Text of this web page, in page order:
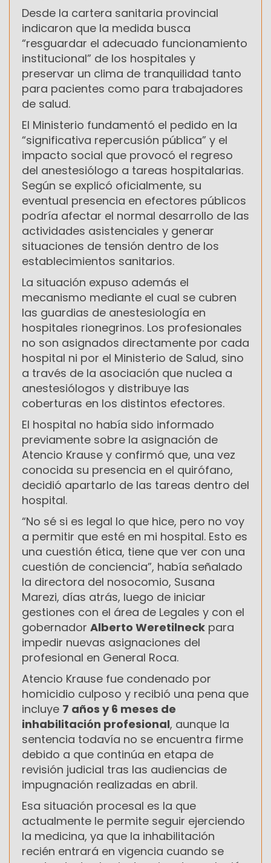
Desde la cartera sanitaria provincial
indicaron que la medida busca
“resguardar el adecuado funcionamiento
institucional” de los hospitales y
preservar un clima de tranquilidad tanto
para pacientes como para trabajadores
de salud.
El Ministerio fundamentó el pedido en la
“significativa repercusión pública” y el
impacto social que provocó el regreso
del anestesiólogo a tareas hospitalarias.
Según se explicó oficialmente, su
eventual presencia en efectores públicos
podría afectar el normal desarrollo de las
actividades asistenciales y generar
situaciones de tensión dentro de los
establecimientos sanitarios.
La situación expuso además el
mecanismo mediante el cual se cubren
las guardias de anestesiología en
hospitales rionegrinos. Los profesionales
no son asignados directamente por cada
hospital ni por el Ministerio de Salud, sino
a través de la asociación que nuclea a
anestesiólogos y distribuye las
coberturas en los distintos efectores.
El hospital no había sido informado
previamente sobre la asignación de
Atencio Krause y confirmó que, una vez
conocida su presencia en el quirófano,
decidió apartarlo de las tareas dentro del
hospital.
“No sé si es legal lo que hice, pero no voy
a permitir que esté en mi hospital. Esto es
una cuestión ética, tiene que ver con una
cuestión de conciencia”, había señalado
la directora del nosocomio, Susana
Marezi, días atrás, luego de iniciar
gestiones con el área de Legales y con el
gobernador Alberto Weretilneck para
impedir nuevas asignaciones del
profesional en General Roca.
Atencio Krause fue condenado por
homicidio culposo y recibió una pena que
incluye 7 años y 6 meses de
inhabilitación profesional, aunque la
sentencia todavía no se encuentra firme
debido a que continúa en etapa de
revisión judicial tras las audiencias de
impugnación realizadas en abril.
Esa situación procesal es la que
actualmente le permite seguir ejerciendo
la medicina, ya que la inhabilitación
recién entrará en vigencia cuando se